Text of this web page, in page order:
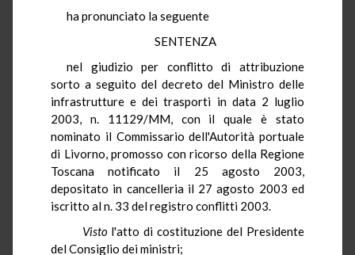
ha pronunciato la seguente
SENTENZA
nel giudizio per conflitto di attribuzione
sorto a seguito del decreto del Ministro delle
infrastrutture e dei trasporti in data 2 luglio
2003, n. 11129/MM, con il quale è stato
nominato il Commissario dell'Autorità portuale
di Livorno, promosso con ricorso della Regione
Toscana notificato il 25 agosto 2003,
depositato in cancelleria il 27 agosto 2003 ed
iscritto al n. 33 del registro conflitti 2003.
Vistol'atto di costituzione del Presidente
del Consiglio dei ministri;